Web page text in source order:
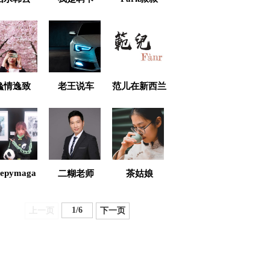
情逸致 老王说车 范儿在新西兰
二糊老师 茶姑娘
1/6 下一页